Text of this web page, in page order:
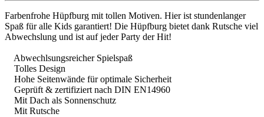
Farbenfrohe Hüpfburg mit tollen Motiven. Hier ist stundenlanger
Spaß für alle Kids garantiert! Die Hüpfburg bietet dank Rutsche viel
Abwechslung und ist auf jeder Party der Hit!
Abwechlsungsreicher Spielspaß
Tolles Design
Hohe Seitenwände für optimale Sicherheit
Geprüft & zertifiziert nach DIN EN14960
Mit Dach als Sonnenschutz
Mit Rutsche